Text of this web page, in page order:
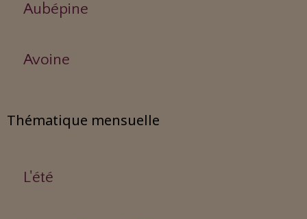
Aubépine
Avoine
Thématique mensuelle
L'été